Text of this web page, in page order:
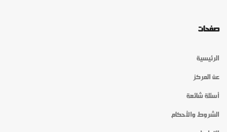
صفحات
الرئيسية
عن المركز
أسئلة شائعة
الشروط والأحكام